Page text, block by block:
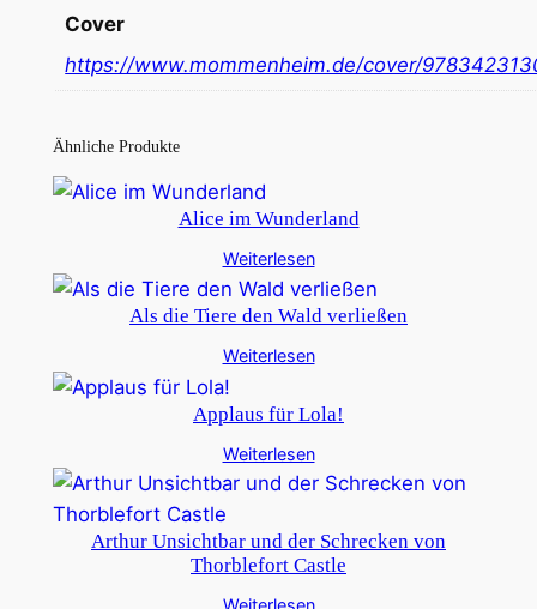
Cover
https://www.mommenheim.de/cover/
Ähnliche Produkte
Alice im Wunderland
Weiterlesen
Als die Tiere den Wald verließen
Weiterlesen
Applaus für Lola!
Weiterlesen
Arthur Unsichtbar und der Schrecken von
Thorblefort Castle
Weiterlesen